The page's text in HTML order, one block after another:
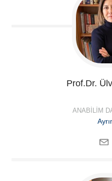
Prof.Dr.
ANABILIM